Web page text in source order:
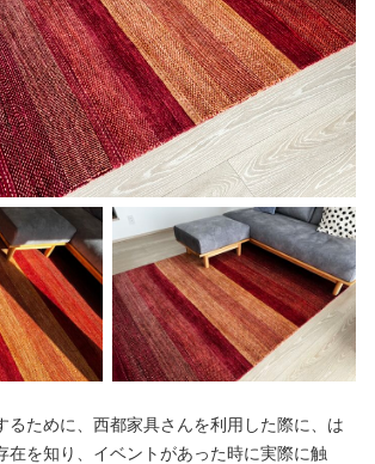
るために、西都家具さんを利用した際に、は
在を知り、イベントがあった時に実際に触